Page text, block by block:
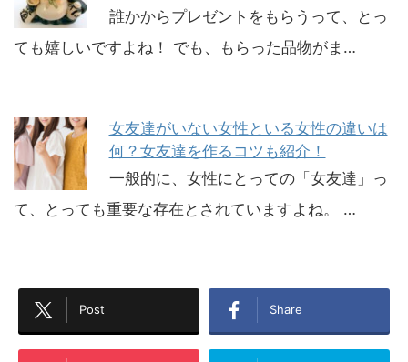
誰かからプレゼントをもらうって、とっ
ても嬉しいですよね！ でも、もらった品物がま…
女友達がいない女性といる女性の違いは
何？女友達を作るコツも紹介！
一般的に、女性にとっての「女友達」っ
て、とっても重要な存在とされていますよね。 …
Post Share